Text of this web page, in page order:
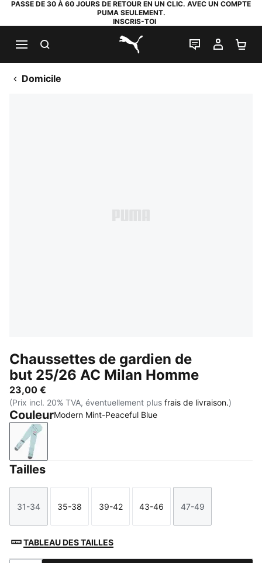
PASSE DE 30 À 60 JOURS DE RETOUR EN UN CLIC. AVEC UN COMPTE
PUMA SEULEMENT.
INSCRIS-TOI
PUMA.com
LIVE CHAT
MON
Domicile
Chaussettes de gardien de
but 25/26 AC Milan Homme
23,00 €
(Prix incl. 20% TVA, éventuellement plus frais de livraison.)
CouleurModern Mint-Peaceful Blue
Modern Mint-Peaceful Blue
Tailles
Taille
31-34
Taille
35-38
Taille
39-42
Taille
43-46
Taille
47-49
TABLEAU DES TAILLES